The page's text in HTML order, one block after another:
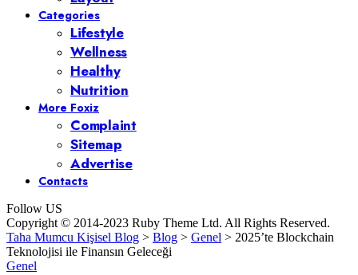
Categories
Lifestyle
Wellness
Healthy
Nutrition
More Foxiz
Complaint
Sitemap
Advertise
Contacts
Follow US
Copyright © 2014-2023 Ruby Theme Ltd. All Rights Reserved.
Taha Mumcu Kişisel Blog > Blog > Genel > 2025’te Blockchain
Teknolojisi ile Finansın Geleceği
Genel